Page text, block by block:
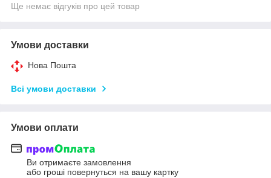
Ще немає відгуків про цей товар
Умови доставки
Нова Пошта
Всі умови доставки
Умови оплати
Ви отримаєте замовлення
або гроші повернуться на вашу картку